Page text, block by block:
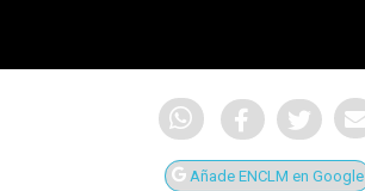
Añade ENCLM en Google